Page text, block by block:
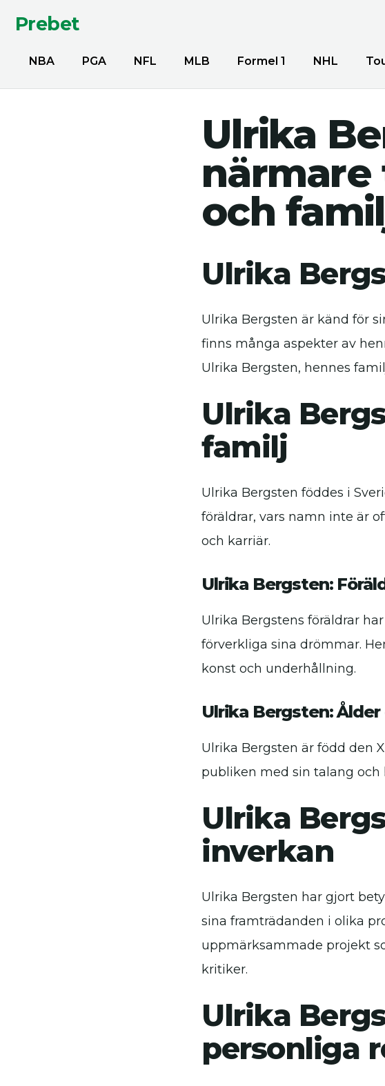
Prebet
NBA PGA NFL MLB Formel 1 NHL
Ulrika
och
Ulrika
Ulrika Bergsten är känd för
finns många aspekter av
Ulrika Bergsten, hennes
Ulrika
familj
Ulrika Bergsten föddes i
föräldrar, vars namn inte är
och karriär.
Ulrika Bergsten:
Ulrika Bergstens föräldrar
förverkliga sina drömmar.
konst och underhållning.
Ulrika Bergsten:
Ulrika Bergsten är född den
publiken med sin talang och
Ulrika
inverkan
Ulrika Bergsten har gjort
sina framträdanden i olika
uppmärksammade projekt
kritiker.
Ulrika
personliga